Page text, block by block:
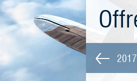
2017